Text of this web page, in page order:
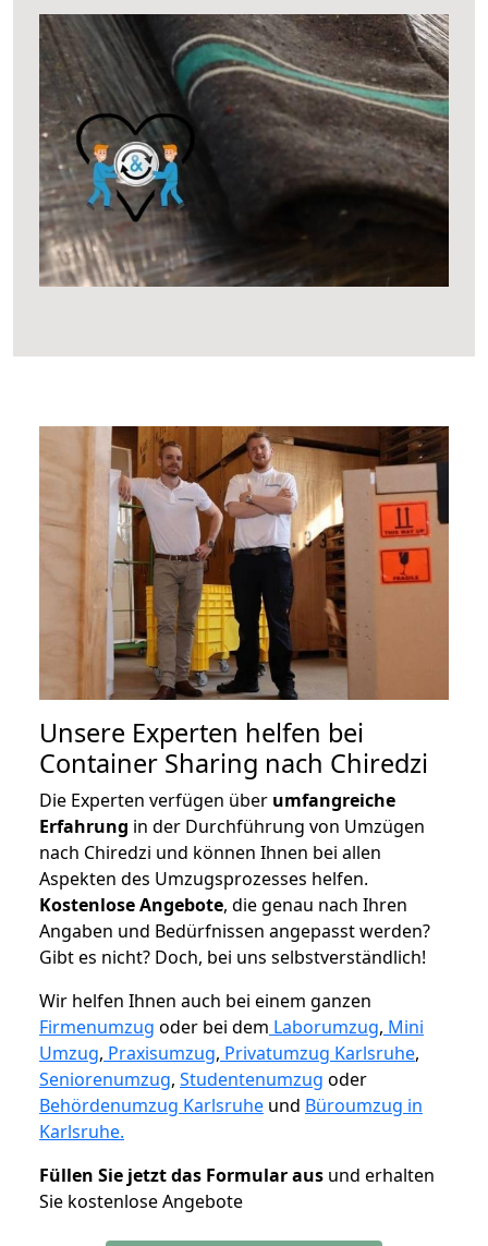
Unsere Experten helfen bei
Container Sharing nach Chiredzi
Die Experten verfügen über umfangreiche
Erfahrung in der Durchführung von Umzügen
nach Chiredzi und können Ihnen bei allen
Aspekten des Umzugsprozesses helfen.
Kostenlose Angebote, die genau nach Ihren
Angaben und Bedürfnissen angepasst werden?
Gibt es nicht? Doch, bei uns selbstverständlich!
Wir helfen Ihnen auch bei einem ganzen
Firmenumzug oder bei dem Laborumzug, Mini
Umzug, Praxisumzug, Privatumzug Karlsruhe,
Seniorenumzug, Studentenumzug oder
Behördenumzug Karlsruhe und Büroumzug in
Karlsruhe.
Füllen Sie jetzt das Formular aus und erhalten
Sie kostenlose Angebote